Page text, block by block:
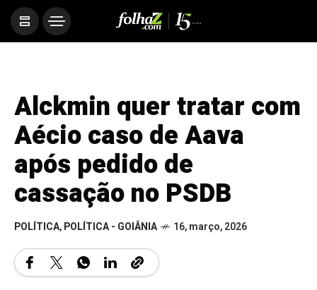
Alckmin quer tratar com
Aécio caso de Aava
após pedido de
cassação no PSDB
POLÍTICA,POLÍTICA - GOIÂNIA 16, março, 2026